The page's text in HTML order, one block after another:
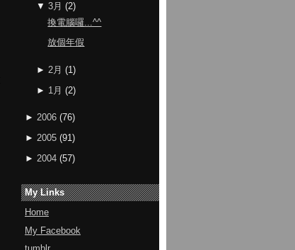
▼ 3月 (2)
換電腦囉...^^
放個年假
► 2月 (1 )
► 1月 (2)
► 2006 (76)
► 2005 (91 )
► 2004 (57)
My Links
Home
My Facebook